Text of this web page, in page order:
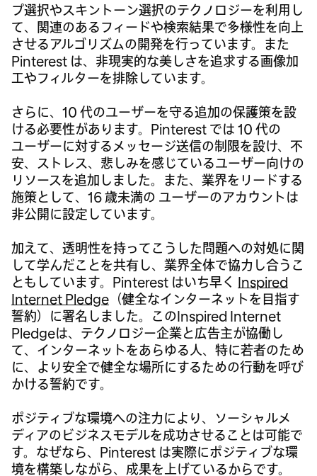
プ選択やスキントーン選択のテクノロジーを利用し
て、関連のあるフィードや検索結果で多様性を向上
させるアルゴリズムの開発を行っています。また
Pinterest は、非現実的な美しさを追求する画像加
工やフィルターを排除しています。
さらに、10 代のユーザーを守る追加の保護策を設
ける必要性があります。Pinterest では 10 代の
ユーザーに対するメッセージ送信の制限を設け、不
安、ストレス、悲しみを感じているユーザー向けの
リソースを追加しました。また、業界をリードする
施策として、16 歳未満の ユーザーのアカウントは
非公開に設定しています。
加えて、透明性を持ってこうした問題への対処に関
して学んだことを共有し、業界全体で協力し合うこ
ともしています。Pinterest はいち早く
Inspired
Internet Pledge （健全なインターネットを目指す
誓約）に署名しました。このInspired Internet
Pledgeは、テクノロジー企業と広告主が協働し
て、インターネットをあらゆる人、特に若者のため
に、より安全で健全な場所にするための行動を呼び
かける誓約です。
ポジティブな環境への注力により、ソーシャルメ
ディアのビジネスモデルを成功させることは可能で
す。なぜなら、Pinterest は実際にポジティブな環
境を構築しながら、成果を上げているからです。